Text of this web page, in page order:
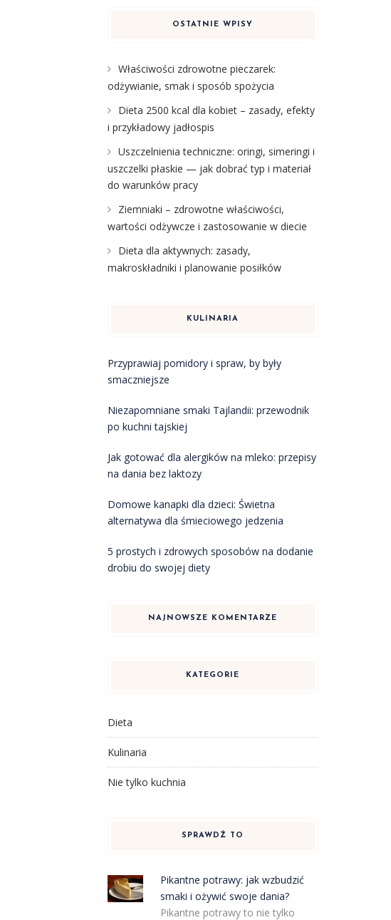
OSTATNIE WPISY
Właściwości zdrowotne pieczarek:
odżywianie, smak i sposób spożycia
Dieta 2500 kcal dla kobiet – zasady, efekty
i przykładowy jadłospis
Uszczelnienia techniczne: oringi, simeringi i
uszczelki płaskie — jak dobrać typ i materiał
do warunków pracy
Ziemniaki – zdrowotne właściwości,
wartości odżywcze i zastosowanie w diecie
Dieta dla aktywnych: zasady,
makroskładniki i planowanie posiłków
KULINARIA
Przyprawiaj pomidory i spraw, by były
smaczniejsze
Niezapomniane smaki Tajlandii: przewodnik
po kuchni tajskiej
Jak gotować dla alergików na mleko: przepisy
na dania bez laktozy
Domowe kanapki dla dzieci: Świetna
alternatywa dla śmieciowego jedzenia
5 prostych i zdrowych sposobów na dodanie
drobiu do swojej diety
NAJNOWSZE KOMENTARZE
KATEGORIE
Dieta
Kulinaria
Nie tylko kuchnia
SPRAWDŹ TO
Pikantne potrawy: jak wzbudzić
smaki i ożywić swoje dania?
Pikantne potrawy to nie tylko